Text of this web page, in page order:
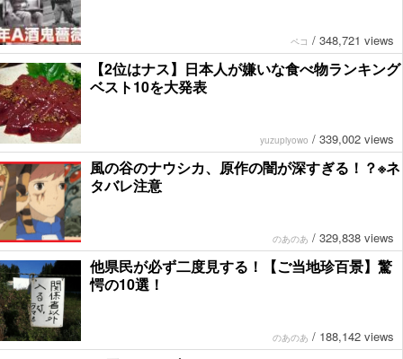
ペコ / 348,721 views
【2位はナス】日本人が嫌いな食べ物ランキング
ベスト10を大発表
yuzupiyowo / 339,002 views
風の谷のナウシカ、原作の闇が深すぎる！？※ネ
タバレ注意
のあのあ / 329,838 views
他県民が必ず二度見する！【ご当地珍百景】驚
愕の10選！
のあのあ / 188,142 views